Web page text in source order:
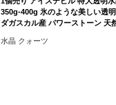
350g-400g 氷のような美しい透
ダガスカル産 パワーストーン 天
水晶 クォーツ